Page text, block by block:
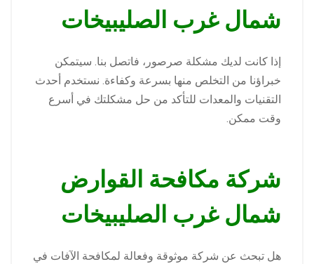
شمال غرب الصليبيخات
إذا كانت لديك مشكلة صرصور، فاتصل بنا. سيتمكن
خبراؤنا من التخلص منها بسرعة وكفاءة. نستخدم أحدث
التقنيات والمعدات للتأكد من حل مشكلتك في أسرع
وقت ممكن.
شركة مكافحة القوارض
شمال غرب الصليبيخات
هل تبحث عن شركة موثوقة وفعالة لمكافحة الآفات في